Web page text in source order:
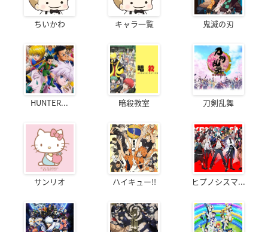
ちいかわ キャラ一覧 鬼滅の刃
HUNTER... 暗殺教室 刀剣乱舞
サンリオ ハイキュー!! ヒプノシスマ...